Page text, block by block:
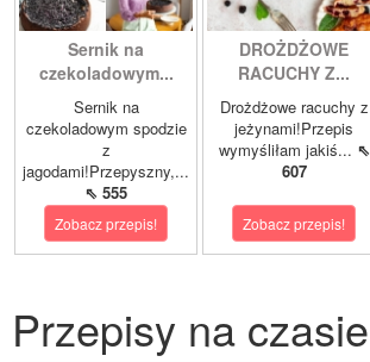
Sernik na
czekoladowym...
Sernik na
czekoladowym spodzie
z
jagodami!Przepyszny,...
⇖ 555
Zobacz przepis!
DROŻDŻOWE
RACUCHY Z...
Drożdżowe racuchy z
jeżynami!Przepis
wymyśliłam jakiś... ⇖
607
Zobacz przepis!
Przepisy na czasie